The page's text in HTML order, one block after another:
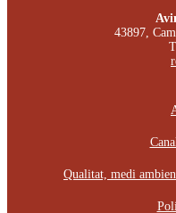
43897,
Qualitat, medi